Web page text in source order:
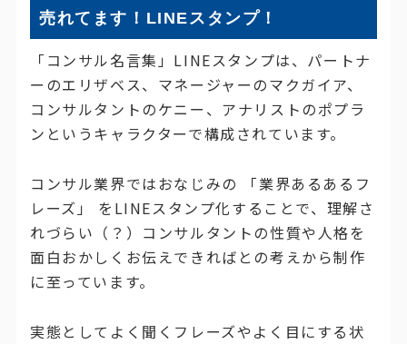
売れてます！LINEスタンプ！
「コンサル名言集」LINEスタンプは、パートナ
ーのエリザベス、マネージャーのマクガイア、
コンサルタントのケニー、アナリストのポプラ
ンというキャラクターで構成されています。
コンサル業界ではおなじみの 「業界あるあるフ
レーズ」 をLINEスタンプ化することで、理解さ
れづらい（？）コンサルタントの性質や人格を
面白おかしくお伝えできればとの考えから制作
に至っています。
実態としてよく聞くフレーズやよく目にする状